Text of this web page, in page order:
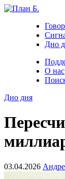
Дно
О нас
Дно дня
03.04.2026